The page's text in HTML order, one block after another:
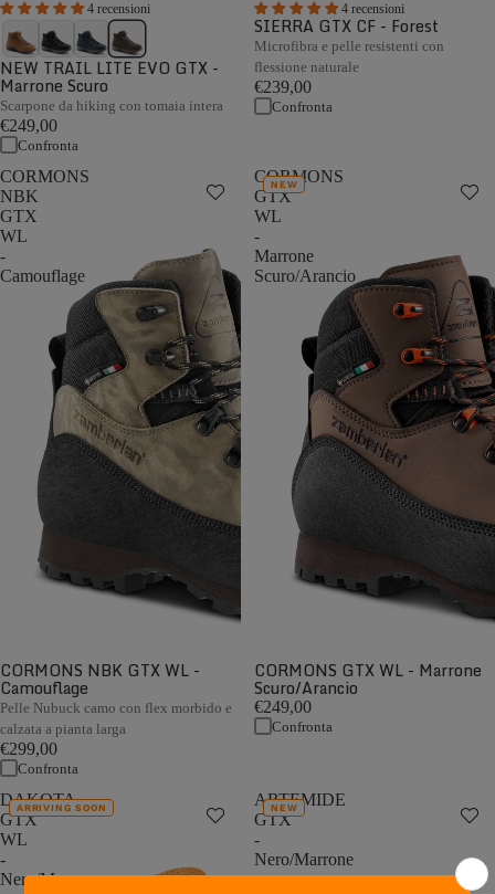
4 recensioni
NEW TRAIL LITE EVO GTX -
Marrone Scuro
Scarpone da hiking con tomaia intera
€249,00
Confronta
4 recensioni
SIERRA GTX CF - Forest
Microfibra e pelle resistenti con
flessione naturale
€239,00
Confronta
CORMONS
NBK
GTX
WL
-
Camouflage
CORMONS NBK GTX WL -
Camouflage
Pelle Nubuck camo con flex morbido e
calzata a pianta larga
€299,00
Confronta
CORMONS
GTX
WL
-
Marrone
Scuro/Arancio
NEW
CORMONS GTX WL - Marrone
Scuro/Arancio
€249,00
Confronta
DAKOTA
GTX
WL
-
Nero/Marrone
ARRIVING SOON
ARTEMIDE
GTX
-
Nero/Marrone
NEW